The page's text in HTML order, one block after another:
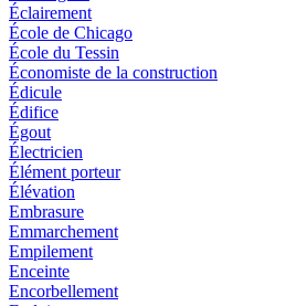
Éclairement
École de Chicago
École du Tessin
Économiste de la construction
Édicule
Édifice
Égout
Électricien
Élément porteur
Élévation
Embrasure
Emmarchement
Empilement
Enceinte
Encorbellement